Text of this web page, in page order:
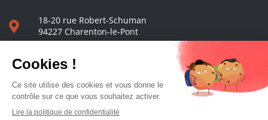
18-20 rue Robert-Schuman
94227 Charenton-le-Pont